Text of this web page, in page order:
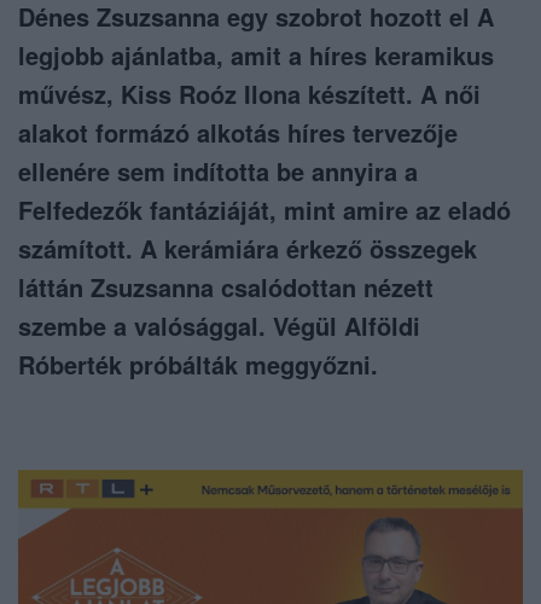
Dénes Zsuzsanna egy szobrot hozott el A
legjobb ajánlatba, amit a híres keramikus
művész, Kiss Roóz Ilona készített. A női
alakot formázó alkotás híres tervezője
ellenére sem indította be annyira a
Felfedezők fantáziáját, mint amire az eladó
számított. A kerámiára érkező összegek
láttán Zsuzsanna csalódottan nézett
szembe a valósággal. Végül Alföldi
Róberték próbálták meggyőzni.